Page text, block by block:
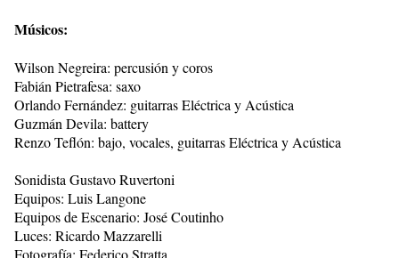
Músicos:
Wilson Negreira: percusión y coros
Fabián Pietrafesa: saxo
Orlando Fernández: guitarras Eléctrica y Acústica
Guzmán Devila: battery
Renzo Teflón: bajo, vocales, guitarras Eléctrica y Acústica
Sonidista Gustavo Ruvertoni
Equipos: Luis Langone
Equipos de Escenario: José Coutinho
Luces: Ricardo Mazzarelli
Fotografía: Federico Stratta